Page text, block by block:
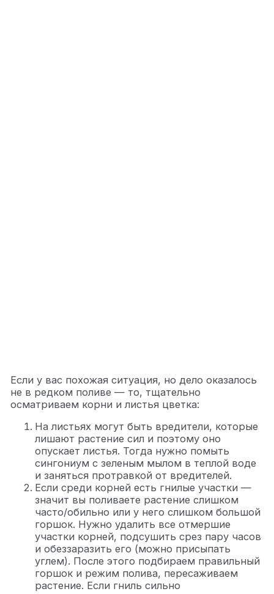
Если у вас похожая ситуация, но дело оказалось
не в редком поливе — то, тщательно
осматриваем корни и листья цветка:
На листьях могут быть вредители, которые
лишают растение сил и поэтому оно
опускает листья. Тогда нужно помыть
сингониум с зеленым мылом в теплой воде
и заняться протравкой от вредителей.
Если среди корней есть гнилые участки —
значит вы поливаете растение слишком
часто/обильно или у него слишком большой
горшок. Нужно удалить все отмершие
участки корней, подсушить срез пару часов
и обеззаразить его (можно присыпать
углем). После этого подбираем правильный
горшок и режим полива, пересаживаем
растение. Если гниль сильно